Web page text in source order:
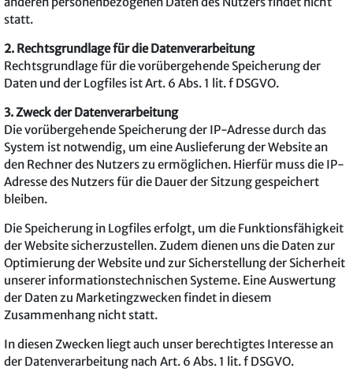
statt.
2. Rechtsgrundlage für die Datenverarbeitung
Rechtsgrundlage für die vorübergehende Speicherung der
Daten und der Logfiles ist Art. 6 Abs. 1 lit. f DSGVO.
3. Zweck der Datenverarbeitung
Die vorübergehende Speicherung der IP-Adresse durch das
System ist notwendig, um eine Auslieferung der Website an
den Rechner des Nutzers zu ermöglichen. Hierfür muss die IP-
Adresse des Nutzers für die Dauer der Sitzung gespeichert
bleiben.
Die Speicherung in Logfiles erfolgt, um die Funktionsfähigkeit
der Website sicherzustellen. Zudem dienen uns die Daten zur
Optimierung der Website und zur Sicherstellung der Sicherheit
unserer informationstechnischen Systeme. Eine Auswertung
der Daten zu Marketingzwecken findet in diesem
Zusammenhang nicht statt.
In diesen Zwecken liegt auch unser berechtigtes Interesse an
der Datenverarbeitung nach Art. 6 Abs. 1 lit. f DSGVO.